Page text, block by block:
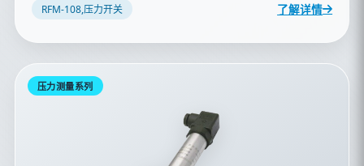
RFM-108,压力开关 了解详情
压力测量系列